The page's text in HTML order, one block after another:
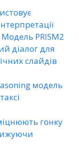
PRISM2
діалог для
слайдів
модель
гонку